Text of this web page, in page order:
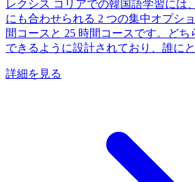
レクシス コリアでの韓国語学習には
にも合わせられる 2 つの集中オプシ
間コースと 25 時間コースです。ど
できるように設計されており、誰に
詳細を見る